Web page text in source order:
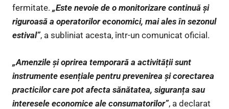
fermitate. „Este nevoie de o monitorizare continuă și
riguroasă a operatorilor economici, mai ales în sezonul
estival”, a subliniat acesta, într-un comunicat oficial.
„Amenzile și oprirea temporară a activității sunt
instrumente esențiale pentru prevenirea și corectarea
practicilor care pot afecta sănătatea, siguranța sau
interesele economice ale consumatorilor”, a declarat